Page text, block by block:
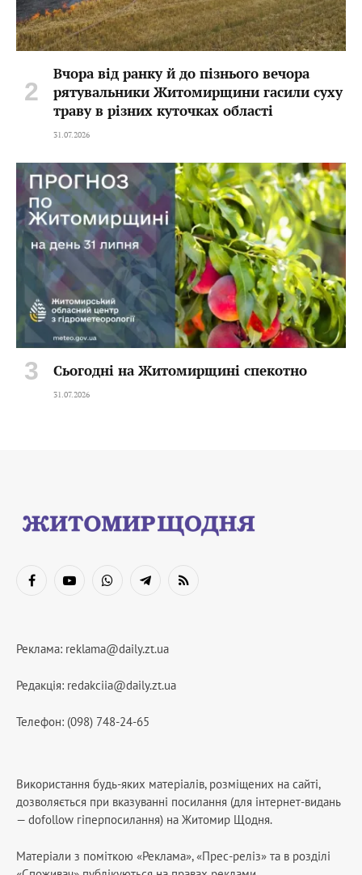
Вчора від ранку й до пізнього вечора
рятувальники Житомирщини гасили суху
траву в різних куточках області
31.07.2026
Сьогодні на Житомирщині спекотно
31.07.2026
FacebookYouTubeWhatsAppTelegramRSS
Реклама: reklama@daily.zt.ua
Редакція: redakciia@daily.zt.ua
Телефон: (098) 748-24-65
Використання будь-яких матеріалів, розміщених на сайті,
дозволяється при вказуванні посилання (для інтернет-видань
— dofollow гіперпосилання) на Житомир Щодня.
Матеріали з поміткою «Реклама», «Прес-реліз» та в розділі